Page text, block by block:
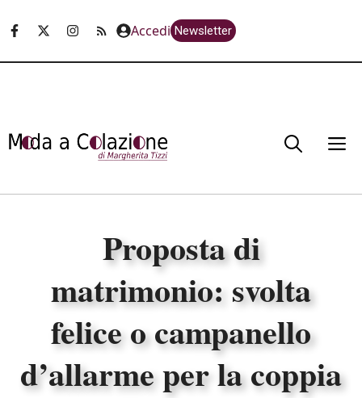
Accedi Newsletter
Proposta di
matrimonio: svolta
felice o campanello
d’allarme per la coppia